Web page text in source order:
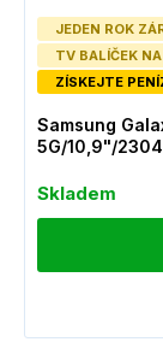
JEDEN ROK
TV BALÍČEK
ZÍSKEJTE
Samsung
5G/10,9"/
Skladem